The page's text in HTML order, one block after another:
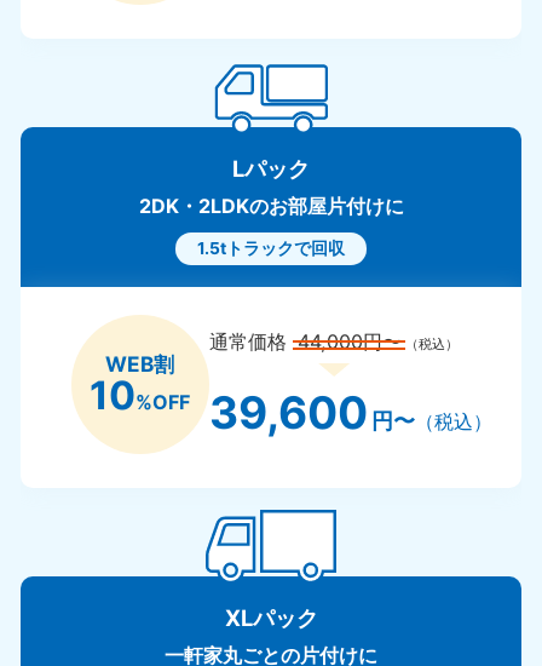
Lパック
2DK・2LDKのお部屋片付けに
1.5tトラックで回収
WEB割
10%OFF
通常価格44,000円〜 （税込）
39,600 円〜（税込）
XLパック
一軒家丸ごとの片付けに